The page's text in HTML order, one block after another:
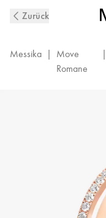
Move
aus
Zurück
Messika |
Move
Romane
|